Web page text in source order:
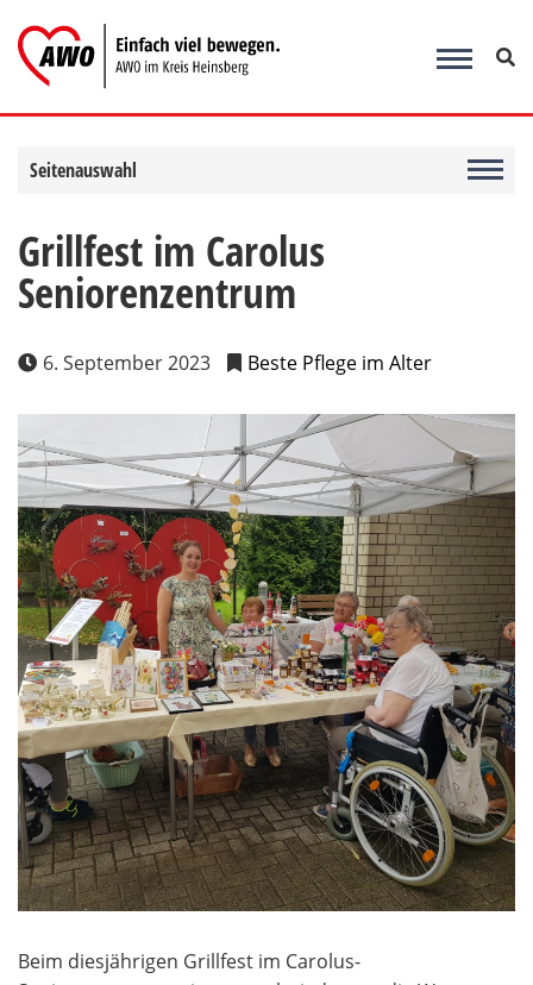
Inhalt
springen
Seitenauswahl
Grillfest im Carolus
Seniorenzentrum
6. September 2023 Beste Pflege im Alter
Beim diesjährigen Grillfest im Carolus-